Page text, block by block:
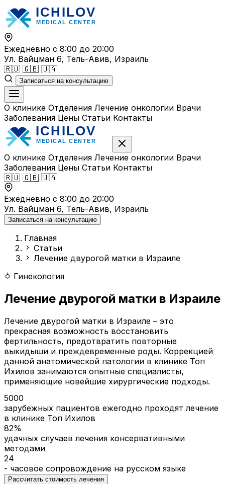
Перейти
к
содержимому
Ежедневно с 8:00 до 20:00
Ул. Вайцман 6, Тель-Авив, Израиль
🇷🇺 🇬🇧 🇺🇦
Записаться на консультацию
О клинике Отделения Лечение онкологии Врачи
Заболевания Цены Статьи Контакты
О клинике Отделения Лечение онкологии Врачи
Заболевания Цены Статьи Контакты
🇷🇺 🇬🇧 🇺🇦
Ежедневно с 8:00 до 20:00
Ул. Вайцман 6, Тель-Авив, Израиль
Записаться на консультацию
Главная
Статьи
Лечение двурогой матки в Израиле
Гинекология
Лечение двурогой матки в Израиле
Лечение двурогой матки в Израиле – это
прекрасная возможность восстановить
фертильность, предотвратить повторные
выкидыши и преждевременные роды. Коррекцией
данной анатомической патологии в клинике Топ
Ихилов занимаются опытные специалисты,
применяющие новейшие хирургические подходы.
5000
зарубежных пациентов ежегодно проходят лечение
в клинике Топ Ихилов
82%
удачных случаев лечения консервативными
методами
24
- часовое сопровождение на русском языке
Рассчитать стоимость лечения